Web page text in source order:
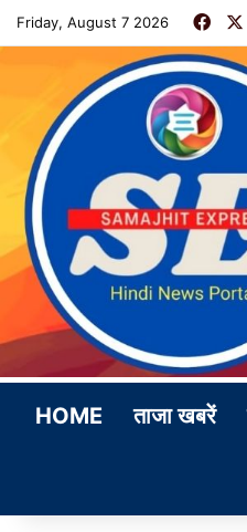
Friday, August 7 2026
HOME ताजा खबरें